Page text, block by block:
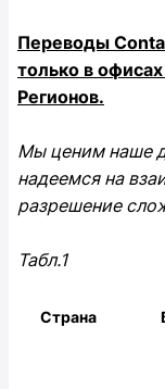
Переводы
только в
Регионов.
Мы ценим наше
надеемся на
разрешение
Табл.1
Страна